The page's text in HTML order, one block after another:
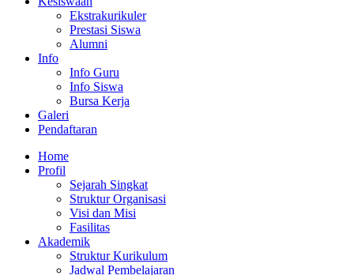
Ekstrakurikuler
Prestasi Siswa
Alumni
Info
Info Guru
Info Siswa
Bursa Kerja
Galeri
Pendaftaran
Home
Profil
Sejarah Singkat
Struktur Organisasi
Visi dan Misi
Fasilitas
Akademik
Struktur Kurikulum
Jadwal Pembelajaran